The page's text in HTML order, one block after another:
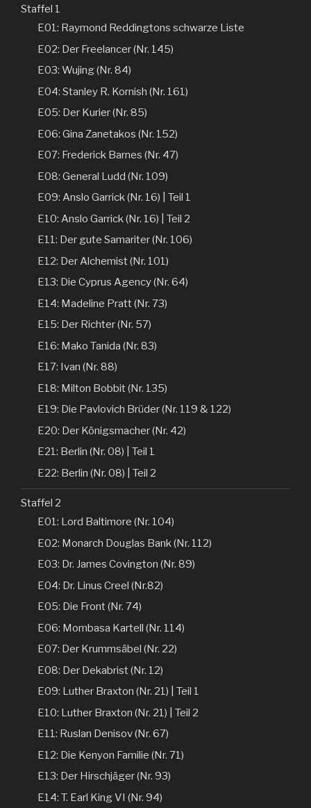
Staffel 1
E01: Raymond Reddingtons schwarze Liste
E02: Der Freelancer (Nr. 145)
E03: Wujing (Nr. 84)
E04: Stanley R. Kornish (Nr. 161)
E05: Der Kurier (Nr. 85)
E06: Gina Zanetakos (Nr. 152)
E07: Frederick Barnes (Nr. 47)
E08: General Ludd (Nr. 109)
E09: Anslo Garrick (Nr. 16) | Teil 1
E10: Anslo Garrick (Nr. 16) | Teil 2
E11: Der gute Samariter (Nr. 106)
E12: Der Alchemist (Nr. 101)
E13: Die Cyprus Agency (Nr. 64)
E14: Madeline Pratt (Nr. 73)
E15: Der Richter (Nr. 57)
E16: Mako Tanida (Nr. 83)
E17: Ivan (Nr. 88)
E18: Milton Bobbit (Nr. 135)
E19: Die Pavlovich Brüder (Nr. 119 & 122)
E20: Der Königsmacher (Nr. 42)
E21: Berlin (Nr. 08) | Teil 1
E22: Berlin (Nr. 08) | Teil 2
Staffel 2
E01: Lord Baltimore (Nr. 104)
E02: Monarch Douglas Bank (Nr. 112)
E03: Dr. James Covington (Nr. 89)
E04: Dr. Linus Creel (Nr.82)
E05: Die Front (Nr. 74)
E06: Mombasa Kartell (Nr. 114)
E07: Der Krummsäbel (Nr. 22)
E08: Der Dekabrist (Nr. 12)
E09: Luther Braxton (Nr. 21) | Teil 1
E10: Luther Braxton (Nr. 21) | Teil 2
E11: Ruslan Denisov (Nr. 67)
E12: Die Kenyon Familie (Nr. 71)
E13: Der Hirschjäger (Nr. 93)
E14: T. Earl King VI (Nr. 94)